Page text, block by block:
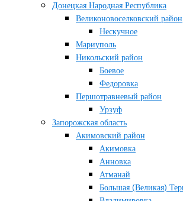
Донецкая Народная Республика
Великоновоселковский район
Нескучное
Мариуполь
Никольский район
Боевое
Федоровка
Першотравневый район
Урзуф
Запорожская область
Акимовский район
Акимовка
Анновка
Атманай
Большая (Великая)